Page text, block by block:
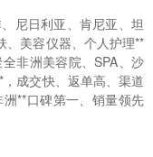
尼日利亚、肯尼亚、坦
、美容仪器、个人护理**
非洲美容院、SPA、沙
成交快、返单高、渠道
**口碑第一、销量领先